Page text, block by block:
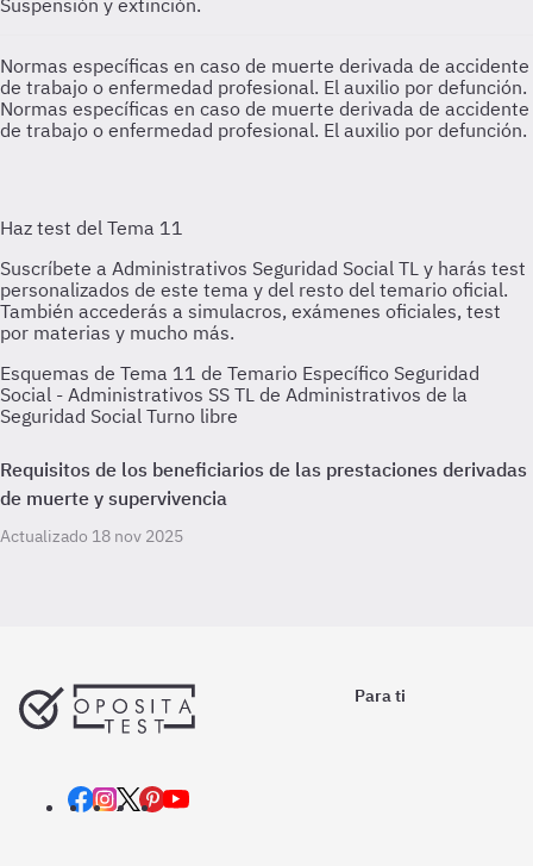
Suspensión y extinción.
Normas específicas en caso de muerte derivada de accidente
de trabajo o enfermedad profesional. El auxilio por defunción.
Normas específicas en caso de muerte derivada de accidente
de trabajo o enfermedad profesional. El auxilio por defunción.
Esquemas de Tema 11 de Temario Específico Seguridad
Social - Administrativos SS TL de Administrativos de la
Seguridad Social Turno libre
Requisitos de los beneficiarios de las prestaciones derivadas
de muerte y supervivencia
Actualizado 18 nov 2025
Para ti